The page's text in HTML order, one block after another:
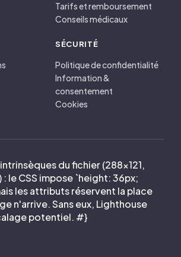
Tarifs et remboursement
Conseils médicaux
SÉCURITÉ
Politique de confidentialité
Information &
consentement
Cookies
du fichier (288×121,
le CSS impose `height: 36px;
les attributs réservent la place
n'arrive. Sans eux, Lighthouse
potentiel. #}